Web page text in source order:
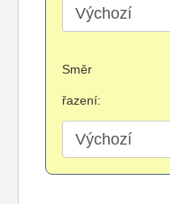
Směr
řazení: